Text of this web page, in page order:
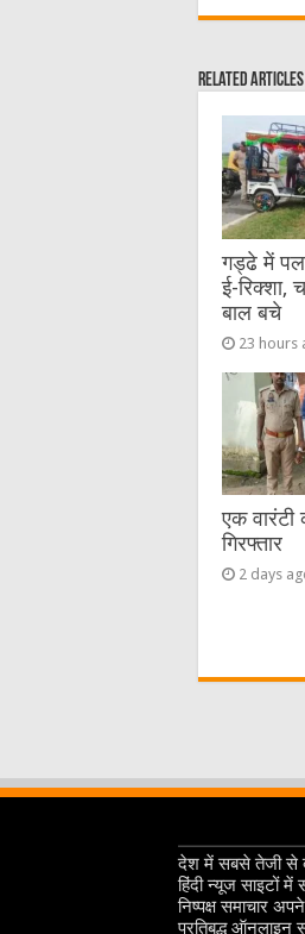
c
e
b
o
o
k
Related Articles
गड्ढे में
ई-रिक्शा,
बाल बचे
23 hours
एक वारंटी
गिरफ्तार
2 days
देश में सबसे तेजी से
हिंदी न्यूज साइटों
निष्पक्ष समाचार
प्रतिबद्ध ऑनलाइन